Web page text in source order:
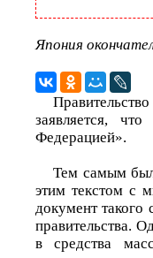
Япония
заявляется,
Федерацией».
Тем самым
этим текстом с
документ
правительства.
в средства